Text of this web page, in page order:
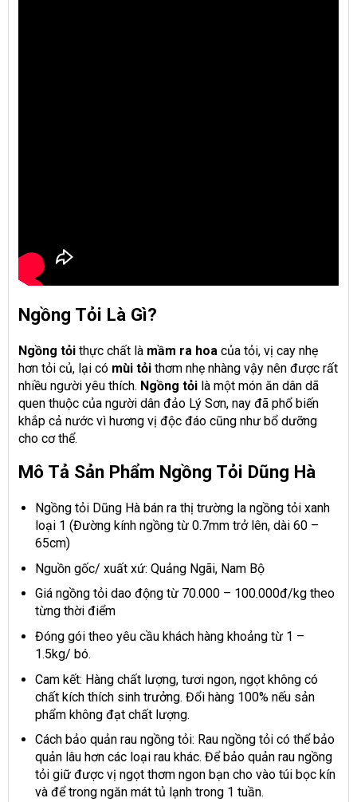
Ngồng Tỏi Là Gì?
Ngồng tỏi thực chất là mầm ra hoa của tỏi, vị cay nhẹ
hơn tỏi củ, lại có mùi tỏi thơm nhẹ nhàng vậy nên được rất
nhiều người yêu thích. Ngồng tỏi là một món ăn dân dã
quen thuộc của người dân đảo Lý Sơn, nay đã phổ biến
khắp cả nước vì hương vị độc đáo cũng như bổ dưỡng
cho cơ thể.
Mô Tả Sản Phẩm Ngồng Tỏi Dũng Hà
Ngồng tỏi Dũng Hà bán ra thị trường la ngồng tỏi xanh
loại 1 (Đường kính ngồng từ 0.7mm trở lên, dài 60 –
65cm)
Nguồn gốc/ xuất xứ: Quảng Ngãi, Nam Bộ
Giá ngồng tỏi dao động từ 70.000 – 100.000đ/kg theo
từng thời điểm
Đóng gói theo yêu cầu khách hàng khoảng từ 1 –
1.5kg/ bó.
Cam kết: Hàng chất lượng, tươi ngon, ngọt không có
chất kích thích sinh trưởng. Đổi hàng 100% nếu sản
phẩm không đạt chất lượng.
Cách bảo quản rau ngồng tỏi: Rau ngồng tỏi có thể bảo
quản lâu hơn các loại rau khác. Để bảo quản rau ngồng
tỏi giữ được vị ngọt thơm ngon bạn cho vào túi bọc kín
và để trong ngăn mát tủ lạnh trong 1 tuần.